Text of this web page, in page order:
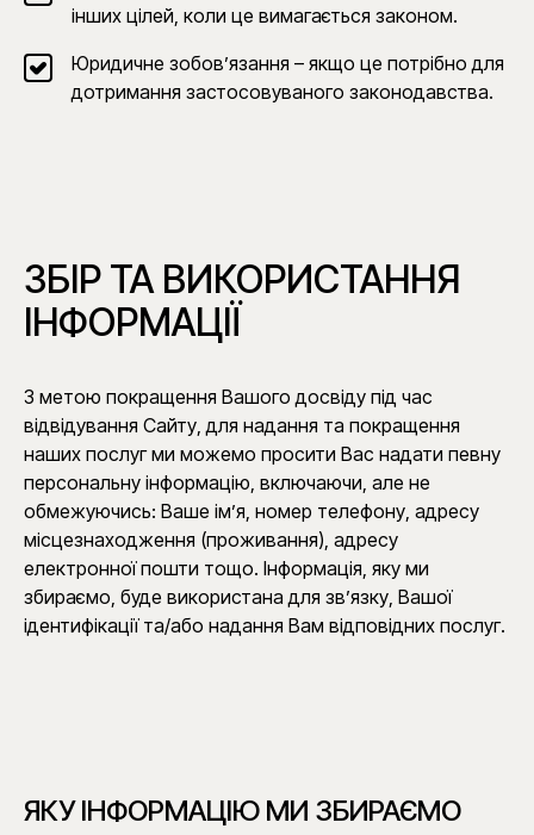
інших цілей, коли це вимагається законом.
Юридичне зобов’язання – якщо це потрібно для
дотримання застосовуваного законодавства.
ЗБІР ТА ВИКОРИСТАННЯ
ІНФОРМАЦІЇ
З метою покращення Вашого досвіду під час
відвідування Сайту, для надання та покращення
наших послуг ми можемо просити Вас надати певну
персональну інформацію, включаючи, але не
обмежуючись: Ваше ім’я, номер телефону, адресу
місцезнаходження (проживання), адресу
електронної пошти тощо. Інформація, яку ми
збираємо, буде використана для зв’язку, Вашої
ідентифікації та/або надання Вам відповідних послуг.
ЯКУ ІНФОРМАЦІЮ МИ ЗБИРАЄМО